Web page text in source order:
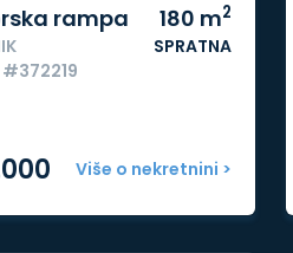
rampa
#372219
180 m2
SPRATNA
Više o nekretnini >